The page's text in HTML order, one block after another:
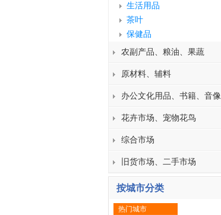
生活用品
茶叶
保健品
农副产品、粮油、果蔬
原材料、辅料
办公文化用品、书籍、音像
花卉市场、宠物花鸟
综合市场
旧货市场、二手市场
按城市分类
热门城市